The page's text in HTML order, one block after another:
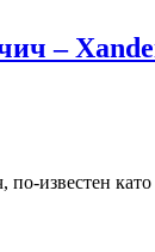
– Xander
известен като